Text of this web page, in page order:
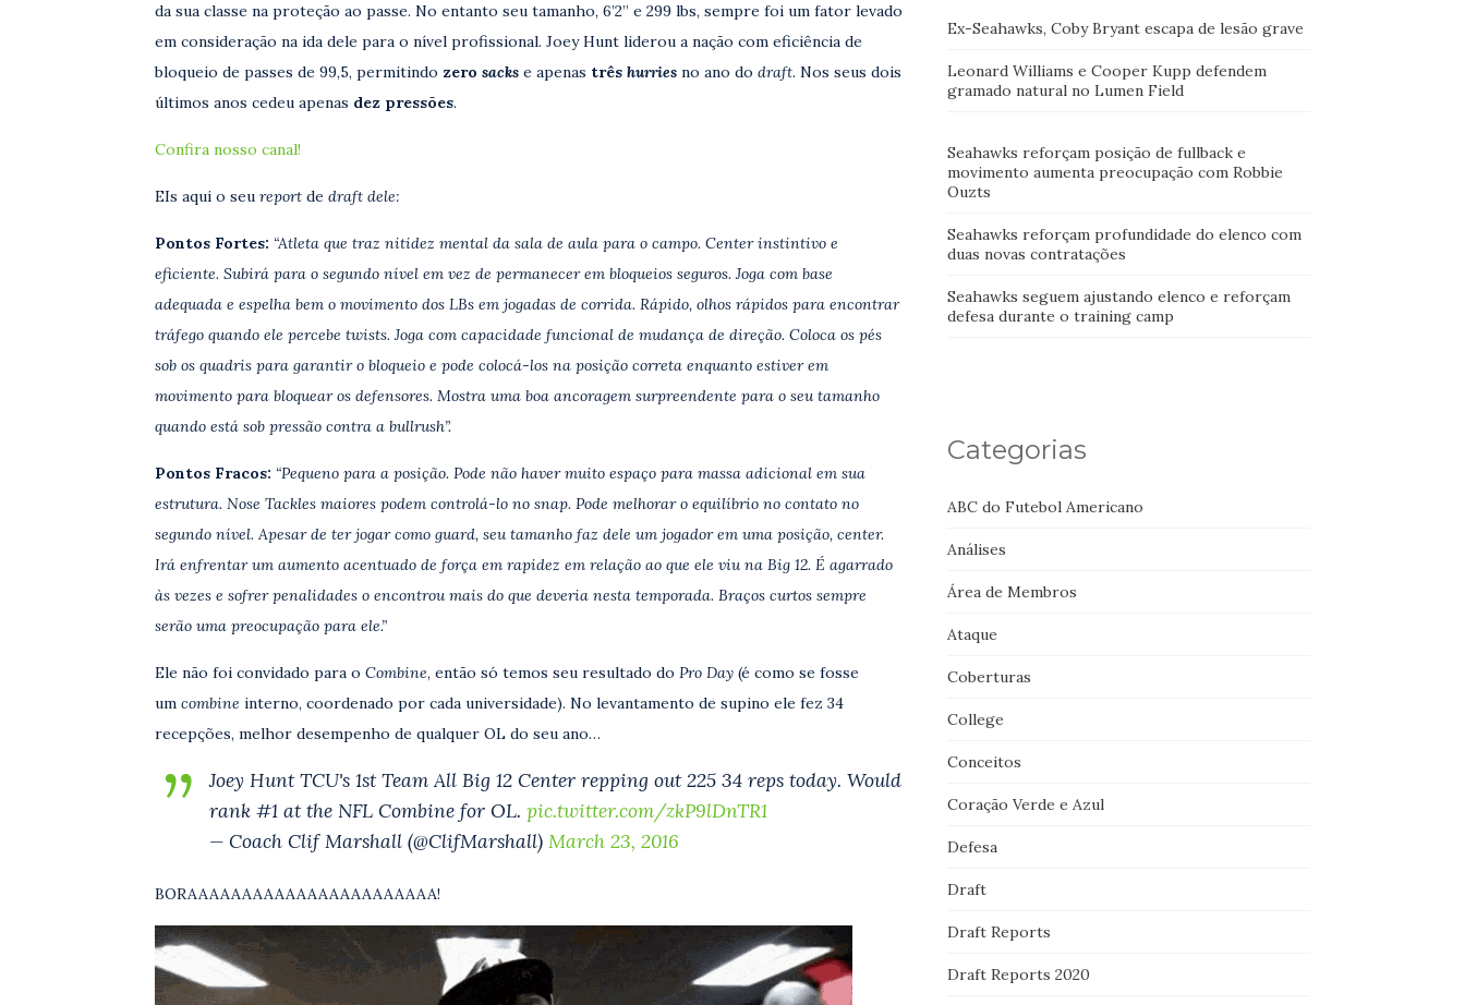
da sua classe na proteção ao passe. No entanto seu tamanho, 6’2” e 299 lbs, sempre foi um fator levado
em consideração na ida dele para o nível profissional. Joey Hunt liderou a nação com eficiência de
bloqueio de passes de 99,5, permitindo zero sacks e apenas três hurries no ano do draft. Nos seus dois
últimos anos cedeu apenas dez pressões.
Confira nosso canal!
EIs aqui o seu report de draft dele:
Pontos Fortes: “Atleta que traz nitidez mental da sala de aula para o campo. Center instintivo e
eficiente. Subirá para o segundo nível em vez de permanecer em bloqueios seguros. Joga com base
adequada e espelha bem o movimento dos LBs em jogadas de corrida. Rápido, olhos rápidos para encontrar
tráfego quando ele percebe twists. Joga com capacidade funcional de mudança de direção. Coloca os pés
sob os quadris para garantir o bloqueio e pode colocá-los na posição correta enquanto estiver em
movimento para bloquear os defensores. Mostra uma boa ancoragem surpreendente para o seu tamanho
quando está sob pressão contra a bullrush”.
Pontos Fracos: “Pequeno para a posição. Pode não haver muito espaço para massa adicional em sua
estrutura. Nose Tackles maiores podem controlá-lo no snap. Pode melhorar o equilíbrio no contato no
segundo nível. Apesar de ter jogar como guard, seu tamanho faz dele um jogador em uma posição, center.
Irá enfrentar um aumento acentuado de força em rapidez em relação ao que ele viu na Big 12. É agarrado
às vezes e sofrer penalidades o encontrou mais do que deveria nesta temporada. Braços curtos sempre
serão uma preocupação para ele.”
Ele não foi convidado para o Combine, então só temos seu resultado do Pro Day (é como se fosse
um combine interno, coordenado por cada universidade). No levantamento de supino ele fez 34
recepções, melhor desempenho de qualquer OL do seu ano…
Joey Hunt TCU's 1st Team All Big 12 Center repping out 225 34 reps today. Would
rank #1 at the NFL Combine for OL. pic.twitter.com/zkP9lDnTR1
— Coach Clif Marshall (@ClifMarshall) March 23, 2016
BORAAAAAAAAAAAAAAAAAAAAAAA!
Ex-Seahawks, Coby Bryant escapa de lesão grave
Leonard Williams e Cooper Kupp defendem
gramado natural no Lumen Field
Seahawks reforçam posição de fullback e
movimento aumenta preocupação com Robbie
Ouzts
Seahawks reforçam profundidade do elenco com
duas novas contratações
Seahawks seguem ajustando elenco e reforçam
defesa durante o training camp
Categorias
ABC do Futebol Americano
Análises
Área de Membros
Ataque
Coberturas
College
Conceitos
Coração Verde e Azul
Defesa
Draft
Draft Reports
Draft Reports 2020